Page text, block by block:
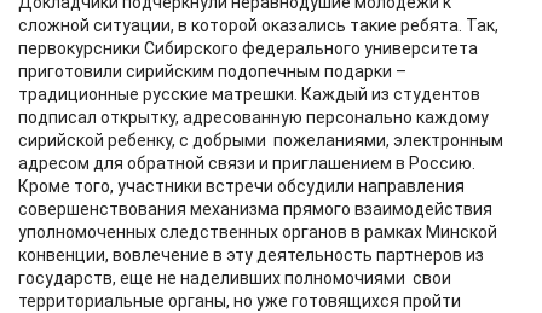
сложной ситуации, в которой оказались такие ребята. Так,
первокурсники Сибирского федерального университета
приготовили сирийским подопечным подарки –
традиционные русские матрешки. Каждый из студентов
подписал открытку, адресованную персонально каждому
сирийской ребенку, с добрыми пожеланиями, электронным
адресом для обратной связи и приглашением в Россию.
Кроме того, участники встречи обсудили направления
совершенствования механизма прямого взаимодействия
уполномоченных следственных органов в рамках Минской
конвенции, вовлечение в эту деятельность партнеров из
государств, еще не наделивших полномочиями свои
территориальные органы, но уже готовящихся пройти